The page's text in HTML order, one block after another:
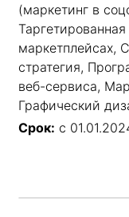
(маркетинг в
маркетплейсах,
стратегия,
веб-сервиса,
Графический
Срок: с